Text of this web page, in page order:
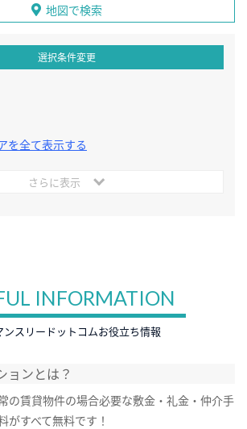
地図で検索
選択条件変更
を全て表示する
さらに表示
INFORMATION
ンスリードットコムお役立ち情報
ョンとは？
の賃貸物件の場合必要な敷金・礼金・仲介手
がすべて無料です！